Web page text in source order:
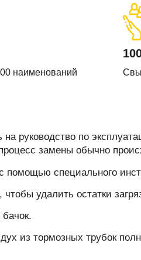
наименований
руководство по
замены обычно
помощью специального
удалить остатки
из тормозных трубок